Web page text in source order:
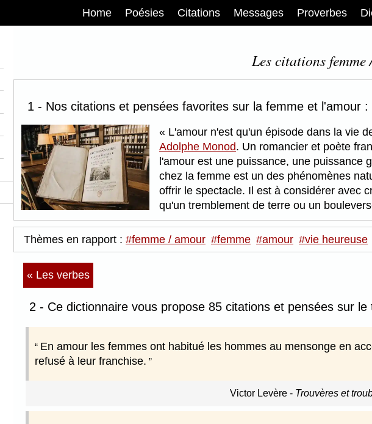
Home Poésies Citations Messages Proverbes
Les citations femme
1 - Nos citations et pensées favorites sur la femme et l'amour :
L'amour n'est qu'un épisode dans la vie
Adolphe Monod. Un romancier et poète
l'amour est une puissance, une puissance
chez la femme est un des phénomènes
offrir le spectacle. Il est à considérer avec
qu'un tremblement de terre ou un
Thèmes en rapport : #femme / amour #femme #amour #vie heureuse
« Les verbes
2 - Ce dictionnaire vous propose 85 citations et pensées sur
En amour les femmes ont habitué les hommes au mensonge en
refusé à leur franchise.
Victor Levère - Trouvères et